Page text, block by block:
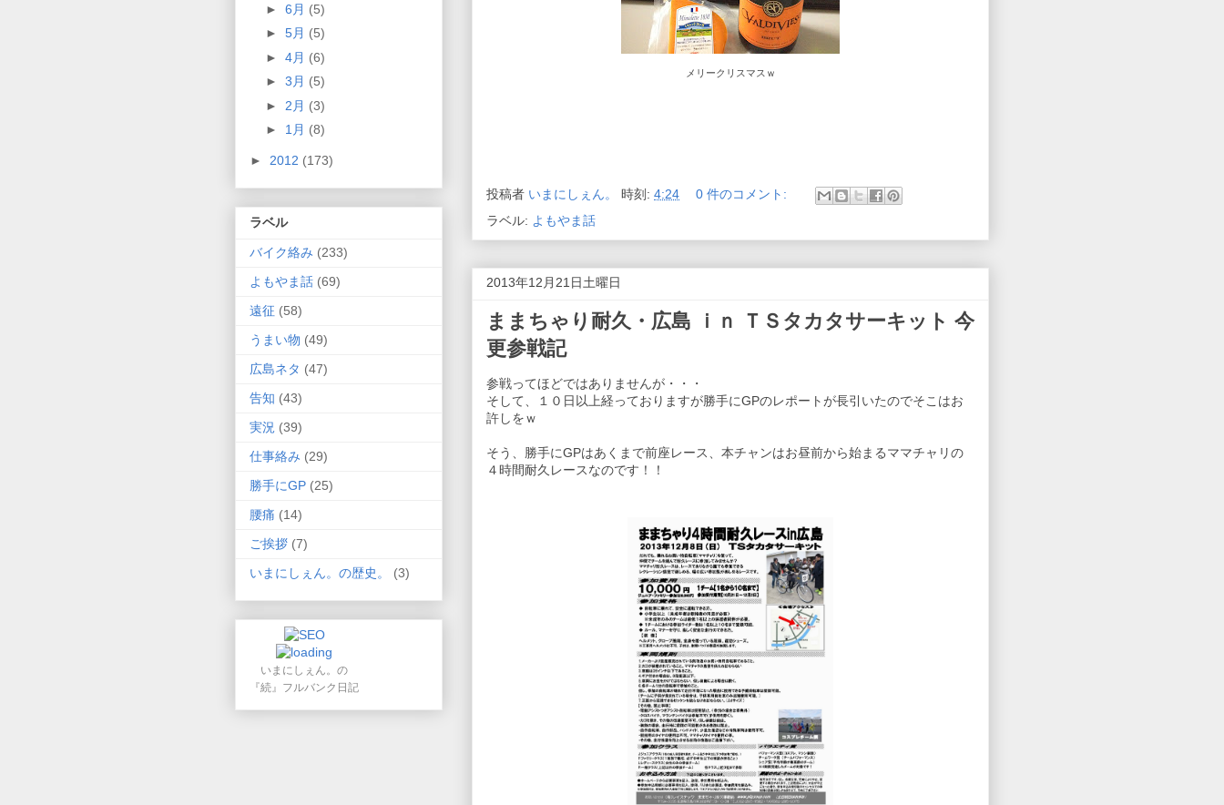
メリークリスマスｗ
投稿者 いまにしぇん。 時刻: 4:24
0 件のコメント:
ラベル: よもやま話
2013年12月21日土曜日
ままちゃり耐久・広島 ｉｎ ＴＳタカタサーキット 今
更参戦記
参戦ってほどではありませんが・・・
そして、１０日以上経っておりますが勝手にGPのレポートが長引いたのでそこはお
許しをｗ
そう、勝手にGPはあくまで前座レース、本チャンはお昼前から始まるママチャリの
４時間耐久レースなのです！！
► 6月 (5)
► 5月 (5)
► 4月 (6)
► 3月 (5)
► 2月 (3)
► 1月 (8)
► 2012 (173)
ラベル
バイク絡み (233)
よもやま話 (69)
遠征 (58)
うまい物 (49)
広島ネタ (47)
告知 (43)
実況 (39)
仕事絡み (29)
勝手にGP (25)
腰痛 (14)
ご挨拶 (7)
いまにしぇん。の歴史。
(3)
いまにしぇん。の
『続』フルバンク日記